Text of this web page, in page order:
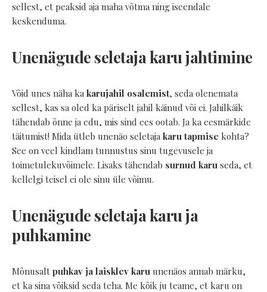
sellest, et peaksid aja maha võtma ning iseendale
keskenduma.
Unenägude seletaja karu jahtimine
Võid unes näha kakarujahil osalemist, seda olenemata
sellest, kas sa oled ka päriselt jahil käinud või ei. Jahilkäik
tähendab õnne ja edu, mis sind ees ootab. Ja ka eesmärkide
täitumist! Mida ütleb unenäo seletajakaru tapmise kohta?
See on veel kindlam tunnustus sinu tugevusele ja
toimetulekuvõimele. Lisaks tähendab surnud karu seda, et
kellelgi teisel ei ole sinu üle võimu.
Unenägude seletaja karu ja
puhkamine
Mõnusalt puhkav ja laisklev karu unenäos annab märku,
et ka sina võiksid seda teha. Me kõik ju teame, et karu on